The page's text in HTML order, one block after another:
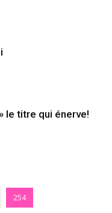
le titre qui énerve!
254